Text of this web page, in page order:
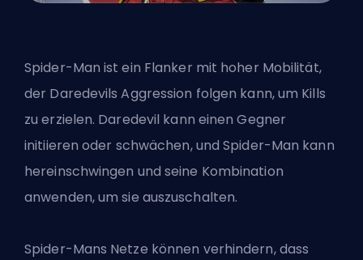
Spider-Man ist ein Flanker mit hoher Mobilität,
der Daredevils Aggression folgen kann, um Kills
zu erzielen. Daredevil kann einen Gegner
initiieren oder schwächen, und Spider-Man kann
hereinschwingen und seine Kombination
anwenden, um sie auszuschalten.
Spider-Mans Netze können verhindern, dass